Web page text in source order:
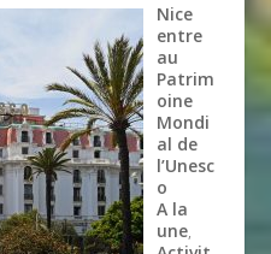
Nice
entre
au
Patrim
oine
Mondi
al de
l’Unesc
o
A la
une,